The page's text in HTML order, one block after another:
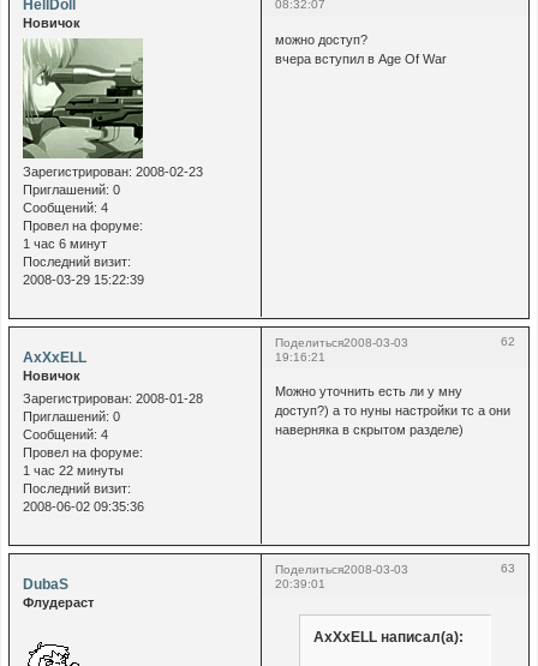
08:32:07
HellDoll
Новичок
Зарегистрирован: 2008-02-23
Приглашений: 0
Сообщений: 4
Провел на форуме:
1 час 6 минут
Последний визит:
2008-03-29 15:22:39
можно доступ?
вчера вступил в Age Of War
Поделиться 62
2008-03-03
19:16:21
AxXxELL
Новичок
Зарегистрирован: 2008-01-28
Приглашений: 0
Сообщений: 4
Провел на форуме:
1 час 22 минуты
Последний визит:
2008-06-02 09:35:36
Можно уточнить есть ли у мну
доступ?) а то нуны настройки тс а они
наверняка в скрытом разделе)
Поделиться 63
2008-03-03
20:39:01
DubaS
Флудераст
AxXxELL написал(а):